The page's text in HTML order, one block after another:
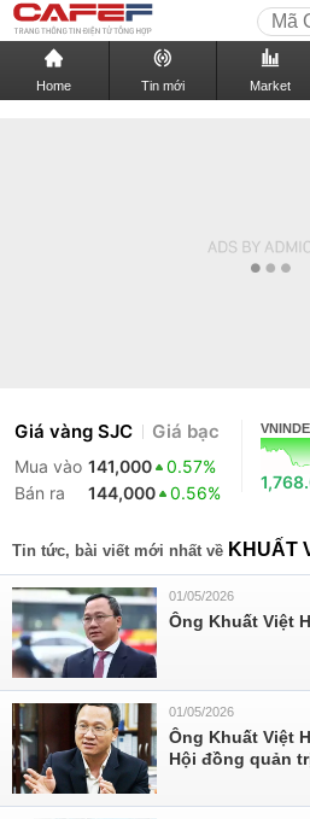
Home Tin mới Market
Giá vàng SJC Giá bạc
Mua vào 141,000
0.57%
Bán ra
144,000 0.56%
Tin tức, bài viết mới nhất về KHUẤT
01/05/2026
Ông Khuất Việt
01/05/2026
Ông Khuất Việt
Hội đồng quản